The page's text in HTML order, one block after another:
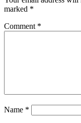
marked *
Comment *
Name *